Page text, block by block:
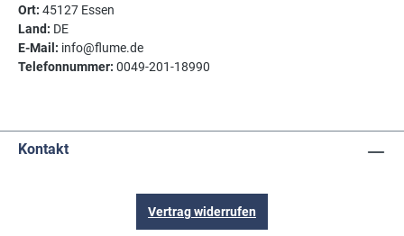
Ort: 45127 Essen
Land: DE
E-Mail: info@flume.de
Telefonnummer: 0049-201-18990
Kontakt
Vertrag widerrufen